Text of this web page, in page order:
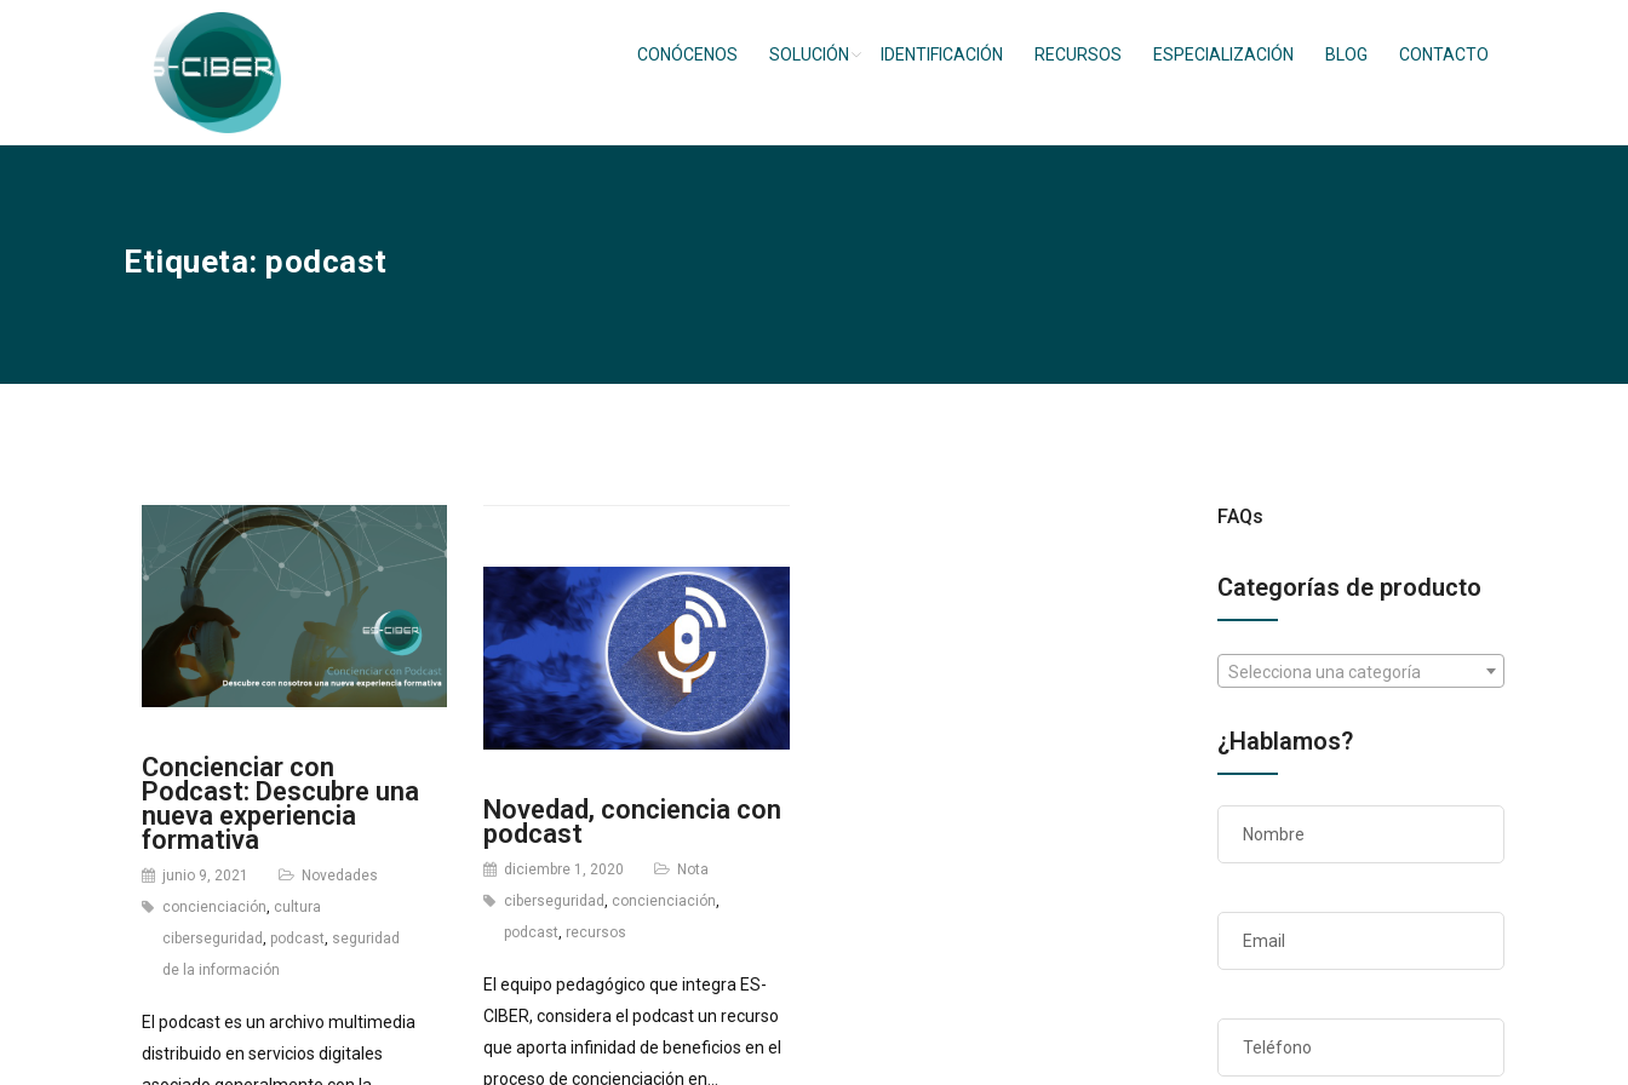
CONÓCENOS SOLUCIÓN IDENTIFICACIÓN RECURSOS ESPECIALIZACIÓN BLOG CONTACTO
Etiqueta: podcast
Concienciar con
Podcast: Descubre una
nueva experiencia
formativa
junio 9, 2021
Novedades
concienciación cultura
ciberseguridad
podcast seguridad
de la información
El podcast es un archivo multimedia
distribuido en servicios digitales
Novedad, conciencia con
podcast
diciembre 1, 2020
Nota
ciberseguridad, concienciación,
podcast, recursos
El equipo pedagógico que integra ES-
CIBER, considera el podcast un recurso
que aporta infinidad de beneficios en el
proceso de concienciación en…
FAQs
Categorías de producto
Selecciona una categoría
¿Hablamos?